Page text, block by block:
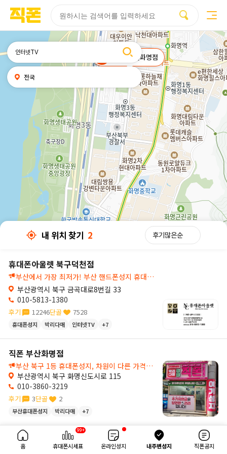
휴대폰성지시세표 성지커뮤니티
휴대폰아울렛 북구덕천점
직폰 부산화명점
검색어
내
위치
찾기
전국
내 위치 찾기 2
휴대폰아울렛 북구덕천점
부산에서 가장 최저가! 부산 핸드폰성지 휴대폰아울렛 부산덕천점🔍
부산광역시 북구 금곡대로8번길 33
010-5813-1380
후기 12246단골 7528
휴대폰성지 박리다매 인터넷TV +7
직폰 부산화명점
부산 북구 1등 휴대폰성지, 차원이 다른 가격과 서비스로 만족 시킬수있도록 하겠습니다 ^^
부산광역시 북구 화명신도시로 115
010-3860-3219
후기 3단골 2
부산휴대폰성지 박리다매 +7
내 위치 찾기 2
페이지
페이지
페이지
페이지
홈
99+
휴대폰시세표 온라인성지 내주변성지 직폰공지